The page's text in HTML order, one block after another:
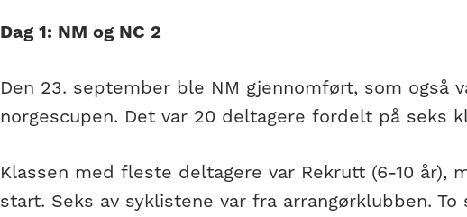
Dag 1: NM og NC 2
Den 23. september ble NM gjennomført, som også
norgescupen. Det var 20 deltagere fordelt på seks
Klassen med fleste deltagere var Rekrutt (6-10 år),
start. Seks av syklistene var fra arrangørklubben.